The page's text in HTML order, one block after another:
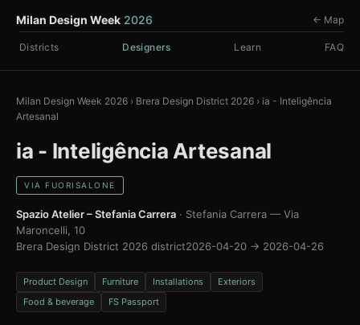
Milan Design Week 2026
Districts Designers Learn FAQ
← Map
Milan Design Week 2026 › Brera Design District 2026 › ia - Inteligência
Artesanal
ia - Inteligência Artesanal
VIA FUORISALONE
Spazio Atelier – Stefania Carrera · Stefania Carrera — Via
Maroncelli, 10
Brera Design District 2026 district2026-04-20 → 2026-04-26
Product Design Furniture Installations
Exteriors
Food & beverage
FS Passport